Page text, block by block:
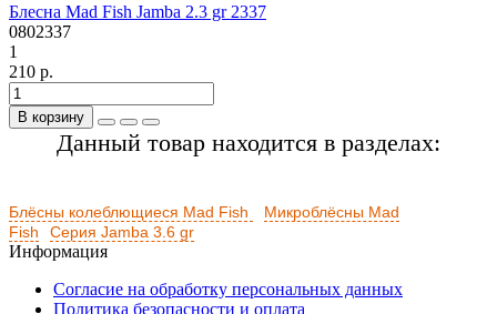
Блесна Mad Fish Jamba 2.3 gr 2337
0802337
1
210 р.
В корзину
Данный товар находится в разделах:
Блёсны колеблющиеся Mad Fish
Микроблёсны Mad
Fish
Серия Jamba 3.6 gr
Информация
Согласие на обработку персональных данных
Политика безопасности и оплата